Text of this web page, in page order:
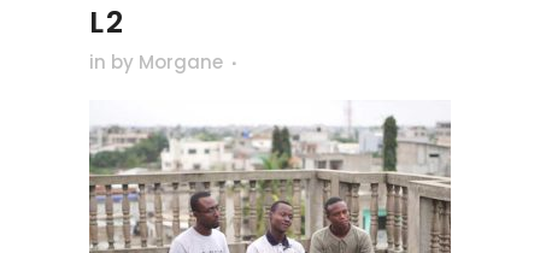
L2
in by Morgane